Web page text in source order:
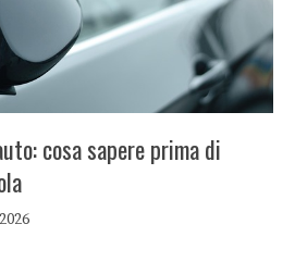
cosa sapere prima di